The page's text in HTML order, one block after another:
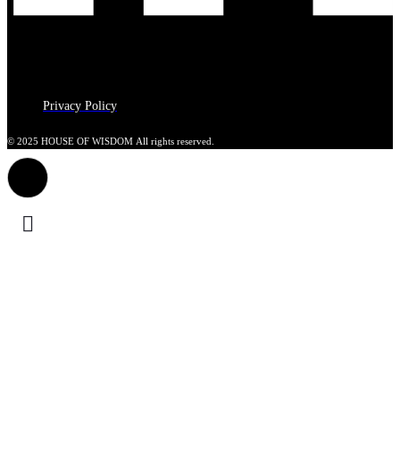
Privacy Policy
© 2025 HOUSE OF WISDOM All rights reserved.